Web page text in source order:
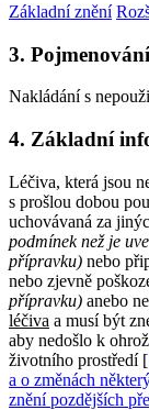
Základní znění
3.
Nakládání s
4. Základní
Léčiva, která jsou
s prošlou dobou
uchovávaná za
podmínek než je
přípravku) nebo
nebo zjevně
přípravku) anebo
léčiva a musí být
aby nedošlo k
životního prostředí [
a o změnách
znění pozdějších